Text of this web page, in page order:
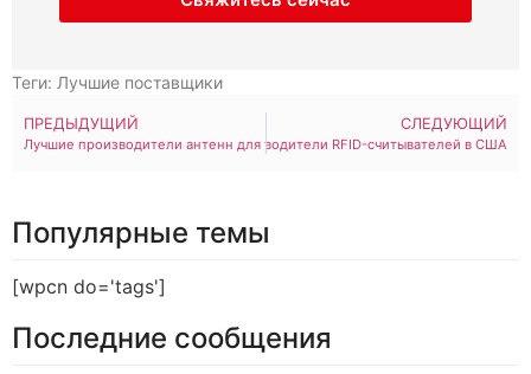
Теги: Лучшие поставщики
СЛЕДУЮЩИЙ
Лучшие производители RFID-считывателей в США
ПРЕДЫДУЩИЙ
Лучшие производители антенн для усиления сигнала сотового телефона
Популярные темы
[wpcn do='tags']
Последние сообщения